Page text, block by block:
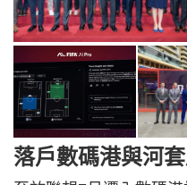
落戶數碼港與河